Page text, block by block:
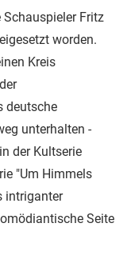
Schauspieler Fritz
worden.
Kreis
deutsche
unterhalten -
der Kultserie
"Um Himmels
intriganter
Seite